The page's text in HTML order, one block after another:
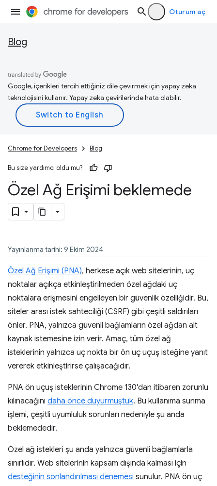
Oturum aç
Blog
Google, içerikleri tercih ettiğiniz dile çevirmek için yapay zeka
teknolojisini kullanır. Yapay zeka çevirilerinde hata olabilir.
Chrome for Developers Blog
Bu size yardımcı oldu mu?
Özel Ağ Erişimi beklemede
Yayınlanma tarihi: 9 Ekim 2024
Özel Ağ Erişimi (PNA), herkese açık web sitelerinin, uç
noktalar açıkça etkinleştirilmeden özel ağdaki uç
noktalara erişmesini engelleyen bir güvenlik özelliğidir. Bu,
siteler arası istek sahteciliği (CSRF) gibi çeşitli saldırıları
önler. PNA, yalnızca güvenli bağlamların özel ağdan alt
kaynak istemesine izin verir. Amaç, tüm özel ağ
isteklerinin yalnızca uç nokta bir ön uç uçuş isteğine yanıt
vererek etkinleştirirse çalışacağıdır.
PNA ön uçuş isteklerinin Chrome 130'dan itibaren zorunlu
kılınacağını daha önce duyurmuştuk. Bu kullanıma sunma
işlemi, çeşitli uyumluluk sorunları nedeniyle şu anda
beklemededir.
Özel ağ istekleri şu anda yalnızca güvenli bağlamlarla
sınırlıdır. Web sitelerinin kapsam dışında kalması için
desteğinin sonlandırılması denemesi sunulur. PNA ön uç